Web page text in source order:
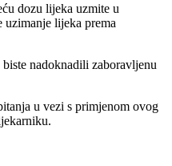
dozu lijeka uzmite u
uzimanje lijeka prema
nadoknadili zaboravljenu
u vezi s primjenom ovog